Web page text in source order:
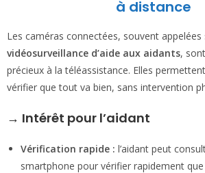
à distance
Les caméras connectées, souvent appelées
vidéosurveillance d’aide aux aidants,
précieux à la téléassistance. Elles
vérifier que tout va bien, sans intervention
→ Intérêt pour l’aidant
Vérification rapide : l’aidant peut
smartphone pour vérifier rapidement